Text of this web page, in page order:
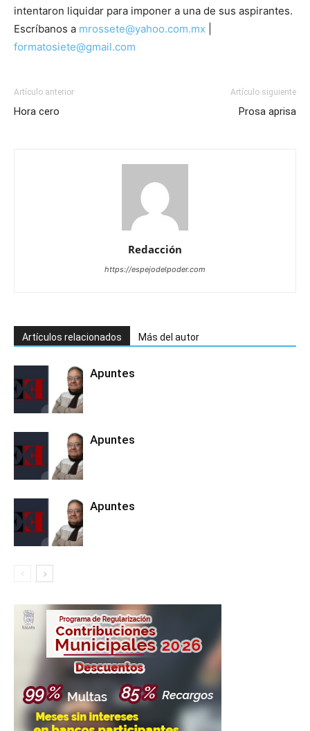
intentaron liquidar para imponer a una de sus aspirantes.
Escríbanos a mrossete@yahoo.com.mx
formatosiete@gmail.com
Artículo anterior
Hora cero
Artículo siguiente
Prosa aprisa
Redacción
https://espejodelpoder.com
Artículos relacionados Más del autor
Apuntes
Apuntes
Apuntes